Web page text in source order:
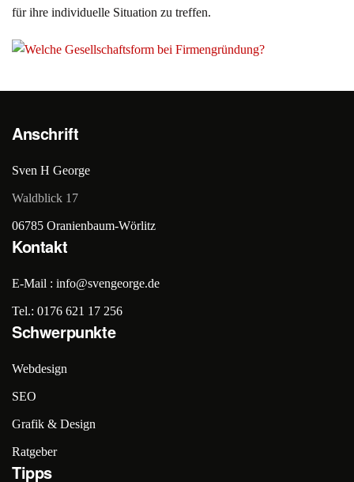
für ihre individuelle Situation zu treffen.
Anschrift
Sven H George
Waldblick 17
06785 Oranienbaum-Wörlitz
Kontakt
E-Mail : info@svengeorge.de
Tel.: 0176 621 17 256
Schwerpunkte
Webdesign
SEO
Grafik & Design
Ratgeber
Tipps